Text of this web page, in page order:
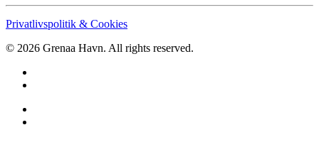
Privatlivspolitik & Cookies
© 2026 Grenaa Havn. All rights reserved.